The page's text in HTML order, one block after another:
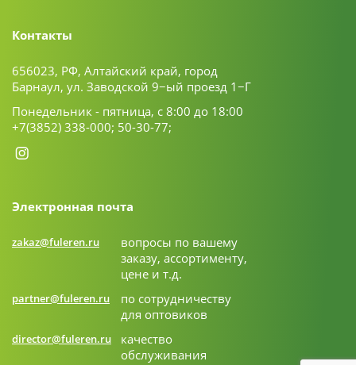
Контакты
656023, РФ, Алтайский край, город
Барнаул, ул. Заводской 9−ый проезд 1−Г
Понедельник - пятница, с 8:00 до 18:00
+7(3852) 338-000; 50-30-77;
Электронная почта
zakaz@fuleren.ru
вопросы по вашему
заказу, ассортименту,
цене и т.д.
partner@fuleren.ru
по сотрудничеству
для оптовиков
director@fuleren.ru
качество
обслуживания